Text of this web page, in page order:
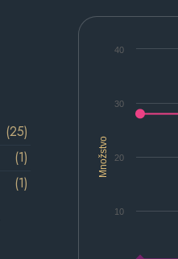
Množstvo
10
20
30
40
(25)
(1)
(1)